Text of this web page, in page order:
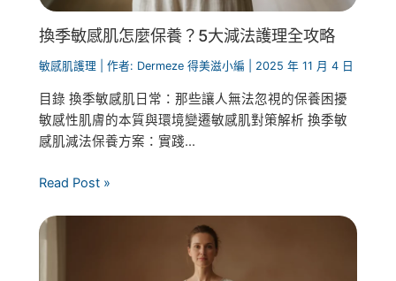
換季敏感肌怎麼保養？5大減法護理全攻略
敏感肌護理 | 作者: Dermeze 得美滋小編 2025 年 11 月 4 日
目錄 換季敏感肌日常：那些讓人無法忽視的保養困擾
敏感性肌膚的本質與環境變遷敏感肌對策解析 換季敏
感肌減法保養方案：實踐...
Read Post »